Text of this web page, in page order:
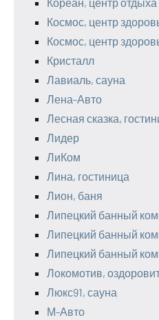
Космос, центр
Космос, центр
Кристалл
Лавиаль, сауна
Лена-Авто
Лесная сказка,
Лидер
ЛиКом
Лина, гостиница
Лион, баня
Липецкий банный
Липецкий банный
Липецкий банный
Локомотив,
Люкс91, сауна
М-Авто